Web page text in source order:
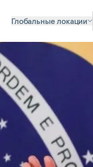
Глобальные локации